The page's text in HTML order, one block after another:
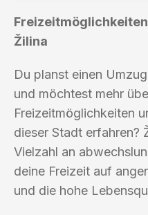
Žilina
Du planst einen
und möchtest mehr
Freizeitmöglichkeiten
dieser Stadt erfahren?
Vielzahl an
deine Freizeit auf
und die hohe